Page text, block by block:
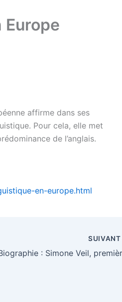
affirme dans ses
Pour cela, elle met
de l’anglais.
en-europe.html
SUIVANT